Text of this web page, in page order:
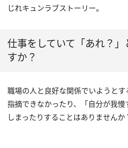
じれキュンラブストーリー。
仕事をしていて「あれ？
すか？
職場の人と良好な関係でいようと
指摘できなかったり、「自分が我
しまったりすることはありませんか